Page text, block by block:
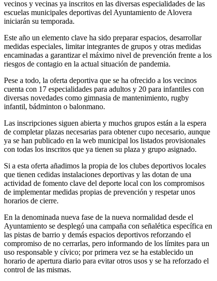
vecinos y vecinas ya inscritos en las diversas especialidades de las
escuelas municipales deportivas del Ayuntamiento de Alovera
iniciarán su temporada.
Este año un elemento clave ha sido preparar espacios, desarrollar
medidas especiales, limitar integrantes de grupos y otras medidas
encaminadas a garantizar el máximo nivel de prevención frente a los
riesgos de contagio en la actual situación de pandemia.
Pese a todo, la oferta deportiva que se ha ofrecido a los vecinos
cuenta con 17 especialidades para adultos y 20 para infantiles con
diversas novedades como gimnasia de mantenimiento, rugby
infantil, bádminton o balonmano.
Las inscripciones siguen abierta y muchos grupos están a la espera
de completar plazas necesarias para obtener cupo necesario, aunque
ya se han publicado en la web municipal los listados provisionales
con todas los inscritos que ya tienen su plaza y grupo asignado.
Si a esta oferta añadimos la propia de los clubes deportivos locales
que tienen cedidas instalaciones deportivas y las dotan de una
actividad de fomento clave del deporte local con los compromisos
de implementar medidas propias de prevención y respetar unos
horarios de cierre.
En la denominada nueva fase de la nueva normalidad desde el
Ayuntamiento se desplegó una campaña con señalética específica en
las pistas de barrio y demás espacios deportivos reforzando el
compromiso de no cerrarlas, pero informando de los límites para un
uso responsable y cívico; por primera vez se ha establecido un
horario de apertura diario para evitar otros usos y se ha reforzado el
control de las mismas.